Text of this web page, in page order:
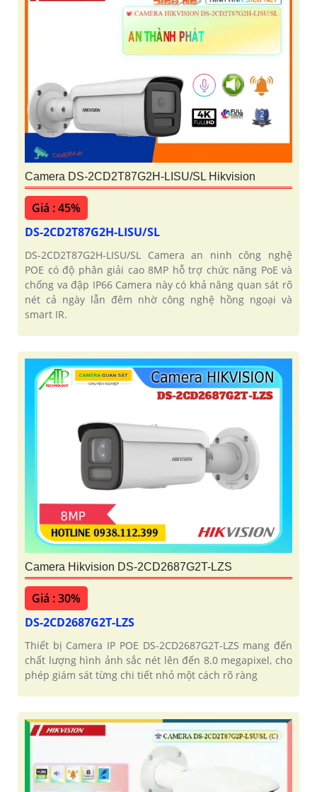
Camera DS-2CD2T87G2H-LISU/SL Hikvision
Giá : 45%
DS-2CD2T87G2H-LISU/SL
DS-2CD2T87G2H-LISU/SL Camera an ninh công nghệ
POE có độ phân giải cao 8MP hỗ trợ chức năng PoE và
chống va đập IP66 Camera này có khả năng quan sát rõ
nét cả ngày lẫn đêm nhờ công nghệ hồng ngoại và
smart IR.
Camera Hikvision DS-2CD2687G2T-LZS
Giá : 30%
DS-2CD2687G2T-LZS
Thiết bị Camera IP POE DS-2CD2687G2T-LZS mang đến
chất lượng hình ảnh sắc nét lên đến 8.0 megapixel, cho
phép giám sát từng chi tiết nhỏ một cách rõ ràng